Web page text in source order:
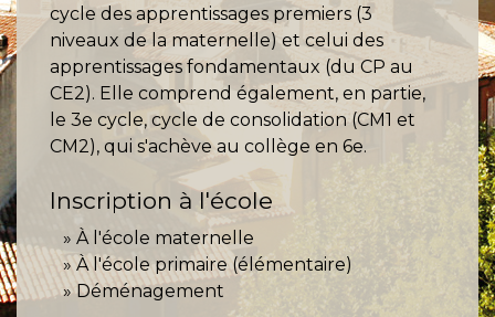
cycle des apprentissages premiers (3
niveaux de la maternelle) et celui des
apprentissages fondamentaux (du CP au
CE2). Elle comprend également, en partie,
le 3e cycle, cycle de consolidation (CM1 et
CM2), qui s'achève au collège en 6e.
Inscription à l'école
À l'école maternelle
À l'école primaire (élémentaire)
Déménagement